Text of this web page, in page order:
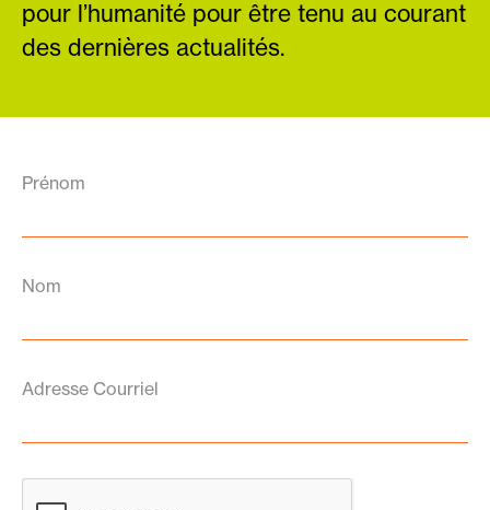
pour l’humanité pour être tenu au courant
des dernières actualités.
Prénom
Nom
Adresse Courriel